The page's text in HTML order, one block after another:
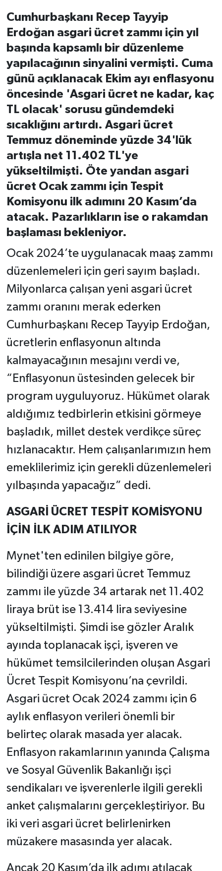
Cumhurbaşkanı Recep Tayyip
Erdoğan asgari ücret zammı için yıl
başında kapsamlı bir düzenleme
yapılacağının sinyalini vermişti. Cuma
günü açıklanacak Ekim ayı enflasyonu
öncesinde 'Asgari ücret ne kadar, kaç
TL olacak' sorusu gündemdeki
sıcaklığını artırdı. Asgari ücret
Temmuz döneminde yüzde 34'lük
artışla net 11.402 TL'ye
yükseltilmişti. Öte yandan asgari
ücret Ocak zammı için Tespit
Komisyonu ilk adımını 20 Kasım’da
atacak. Pazarlıkların ise o rakamdan
başlaması bekleniyor.
Ocak 2024’te uygulanacak maaş zammı
düzenlemeleri için geri sayım başladı.
Milyonlarca çalışan yeni asgari ücret
zammı oranını merak ederken
Cumhurbaşkanı Recep Tayyip Erdoğan,
ücretlerin enflasyonun altında
kalmayacağının mesajını verdi ve,
“Enflasyonun üstesinden gelecek bir
program uyguluyoruz. Hükümet olarak
aldığımız tedbirlerin etkisini görmeye
başladık, millet destek verdikçe süreç
hızlanacaktır. Hem çalışanlarımızın hem
emeklilerimiz için gerekli düzenlemeleri
yılbaşında yapacağız” dedi.
ASGARİ ÜCRET TESPİT KOMİSYONU
İÇİN İLK ADIM ATILIYOR
Mynet'ten edinilen bilgiye göre,
bilindiği üzere asgari ücret Temmuz
zammı ile yüzde 34 artarak net 11.402
liraya brüt ise 13.414 lira seviyesine
yükseltilmişti. Şimdi ise gözler Aralık
ayında toplanacak işçi, işveren ve
hükümet temsilcilerinden oluşan Asgari
Ücret Tespit Komisyonu’na çevrildi.
Asgari ücret Ocak 2024 zammı için 6
aylık enflasyon verileri önemli bir
belirteç olarak masada yer alacak.
Enflasyon rakamlarının yanında Çalışma
ve Sosyal Güvenlik Bakanlığı işçi
sendikaları ve işverenlerle ilgili gerekli
anket çalışmalarını gerçekleştiriyor. Bu
iki veri asgari ücret belirlenirken
müzakere masasında yer alacak.
Ancak 20 Kasım’da ilk adımı atılacak